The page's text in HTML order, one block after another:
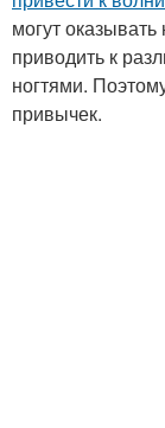
могут
приводить к
ногтями.
привычек.